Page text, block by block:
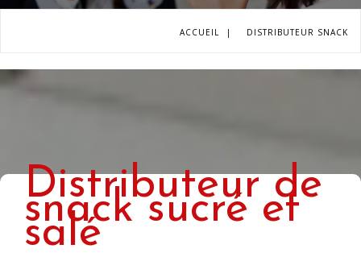
ACCUEIL | DISTRIBUTEUR SNACK
Distributeur de
snack sucré et
salé